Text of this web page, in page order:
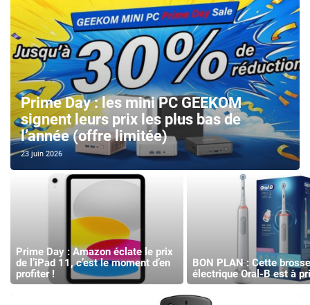
Prime Day : les mini PC GEEKOM
signent leurs prix les plus bas de
l’année (offre limitée)
23 juin 2026
Prime Day : Amazon éclate le prix
de l’iPad 11, c’est le moment d’en
profiter !
BON PLAN : Cette
électrique Oral-B est à